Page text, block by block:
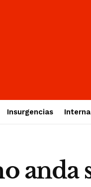
Insurgencias
anda